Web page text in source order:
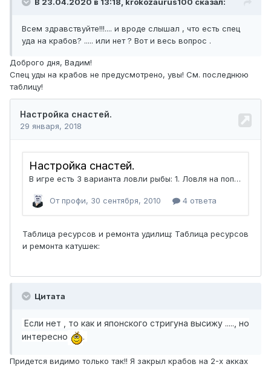
В 23.04.2020 в 13:18, krokozaurus100 сказал:
Всем здравствуйте!!!.... и вроде слышал , что есть спец
уда на крабов? ..... или нет ? Вот и весь вопрос .
Доброго дня, Вадим!
Спец уды на крабов не предусмотрено, увы! См. последнюю
таблицу!
Цитата
Если нет , то как и японского стригуна высижу ....., но
интересно
.
Придется видимо только так!! Я закрыл крабов на 2-х акках